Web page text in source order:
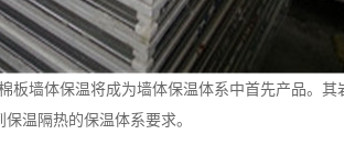
墙体保温将成为墙体保温体系中首先产品。
温隔热的保温体系要求。